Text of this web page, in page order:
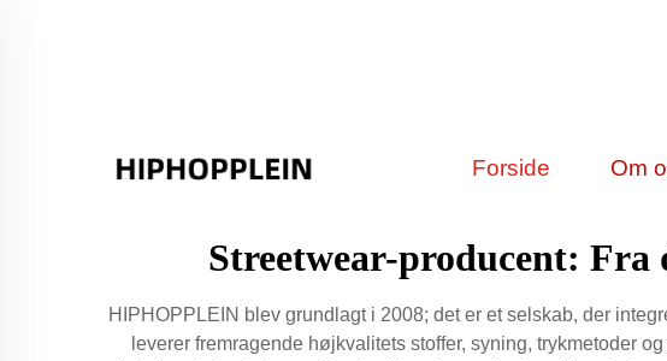
Forside Om
Streetwear-producent:
HIPHOPPLEIN blev grundlagt i 2008; det er et selskab, der
leverer fremragende højkvalitets stoffer, syning, trykmetoder